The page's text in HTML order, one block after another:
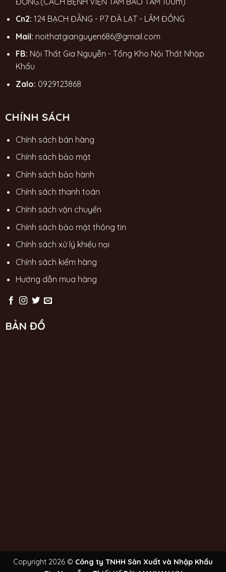
Cn2: 124 BẠCH ĐẰNG - P7 ĐÀ LẠT - LÂM ĐỒNG
Mail: noithatgianguyen686@gmail.com
FB: Nội Thất Gia Nguyễn - Tổng Kho Nội Thất Nhập
Khẩu
Zalo: 0929123868
CHÍNH SÁCH
Chính sách bán hàng
Chính sách bảo mật
Chính sách bảo hành
Chính sách thanh toán
Chính sách vận chuyển
Chính sách bảo mật thông tin
Chính sách xử lý khiếu nại
Chính sách kiểm hàng
Hướng dẫn mua hàng
BẢN ĐỒ
Copyright 2026 © Công ty TNHH Sản Xuất và Nhập Khẩu